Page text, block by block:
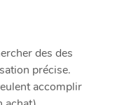
des des
précise.
accomplir